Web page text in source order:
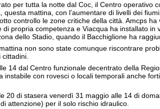
per tutta la notte dal Coc, il Centro operativo
questa mattina, con l’aumentare di livelli dei
controllo le zone critiche della città. Amcps ha
di propria competenza e Viacqua ha installato in
dello Stadio, quando il Bacchiglione ha
non sono state comunque riscontrare
cittadini.
14 dal Centro funzionale decentrato della
instabile con rovesci o locali temporali anche
20 di stasera venerdì 31 maggio alle 14 di
attenzione) per il solo rischio idraulico.